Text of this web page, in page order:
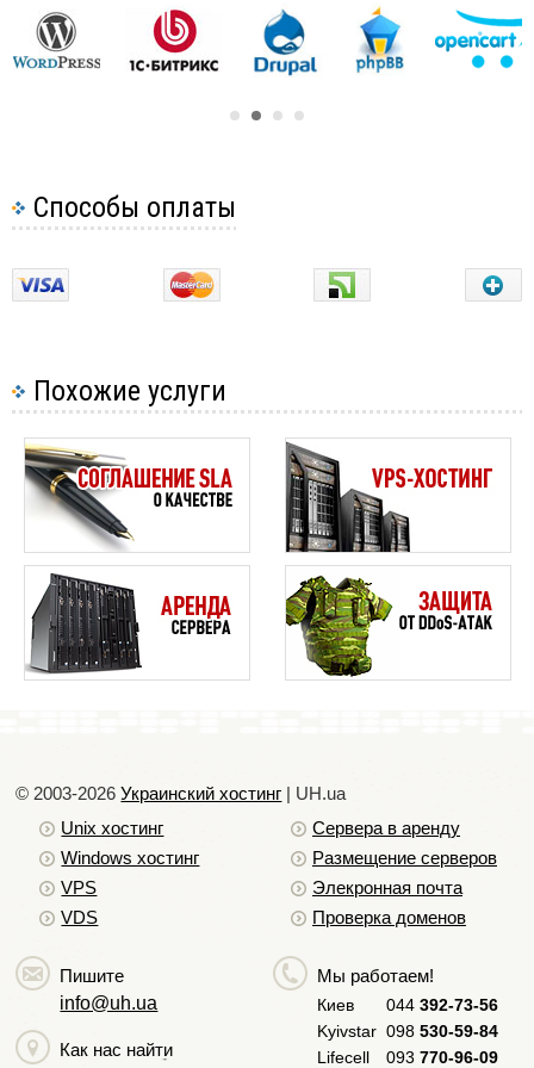
Rails неободимо только веб-сервер и база
данных.
текста, а командная строка для выполнения
интегрированная среда разработки.
Например, RadRails, RubyMine, 3rd Rail,
Ruby on Rails будет работать на любом из
операционной системы Linux/UNIX: VPS, VDS,
выделенный сервер.
Хостинг для HTML-сайтов
Python Хостинг
Ruby хостинг
Способы оплаты
Похожие услуги
© 2003-2026Украинский хостинг | UH.ua
Unix хостинг
Windows хостинг
VPS
VDS
Сервера в аренду
Размещение серверов
Элекронная почта
Проверка доменов
Пишите
info@uh.ua
Как нас найти
Мы работаем!
Киев 044 392-73-56
Kyivstar 098 530-59-84
Lifecell
093 770-96-09